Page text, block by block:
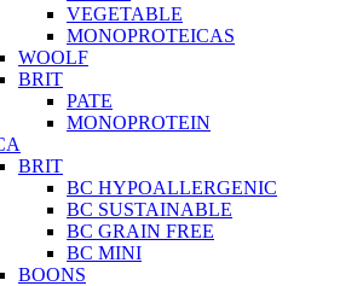
VEGETABLE
MONOPROTEICAS
WOOLF
BRIT
PATE
MONOPROTEIN
BRIT
BC HYPOALLERGENIC
BC SUSTAINABLE
BC GRAIN FREE
BC MINI
BOONS